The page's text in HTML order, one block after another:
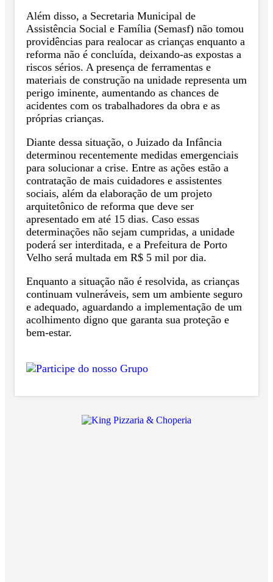
Além disso, a Secretaria Municipal de
Assistência Social e Família (Semasf) não tomou
providências para realocar as crianças enquanto a
reforma não é concluída, deixando-as expostas a
riscos sérios. A presença de ferramentas e
materiais de construção na unidade representa um
perigo iminente, aumentando as chances de
acidentes com os trabalhadores da obra e as
próprias crianças.
Diante dessa situação, o Juizado da Infância
determinou recentemente medidas emergenciais
para solucionar a crise. Entre as ações estão a
contratação de mais cuidadores e assistentes
sociais, além da elaboração de um projeto
arquitetônico de reforma que deve ser
apresentado em até 15 dias. Caso essas
determinações não sejam cumpridas, a unidade
poderá ser interditada, e a Prefeitura de Porto
Velho será multada em R$ 5 mil por dia.
Enquanto a situação não é resolvida, as crianças
continuam vulneráveis, sem um ambiente seguro
e adequado, aguardando a implementação de um
acolhimento digno que garanta sua proteção e
bem-estar.